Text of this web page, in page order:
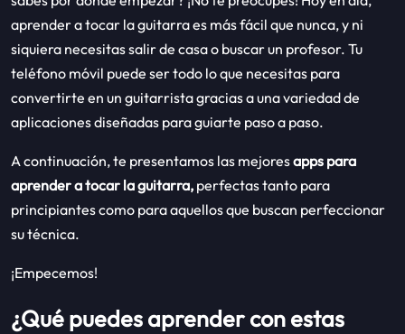
aprender a tocar la guitarra es más fácil que nunca, y ni
siquiera necesitas salir de casa o buscar un profesor. Tu
teléfono móvil puede ser todo lo que necesitas para
convertirte en un guitarrista gracias a una variedad de
aplicaciones diseñadas para guiarte paso a paso.
A continuación, te presentamos las mejoresapps para
aprender a tocar la guitarra, perfectas tanto para
principiantes como para aquellos que buscan perfeccionar
su técnica.
¡Empecemos!
¿Qué puedes aprender con estas